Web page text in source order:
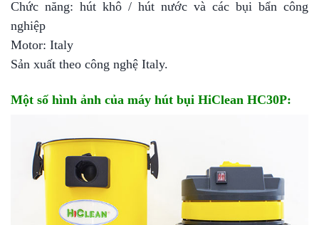
Chức năng: hút khô / hút nước và các bụi bẩn công
nghiệp
Motor: Italy
Sản xuất theo công nghệ Italy.
Một số hình ảnh của máy hút bụi HiClean HC30P: